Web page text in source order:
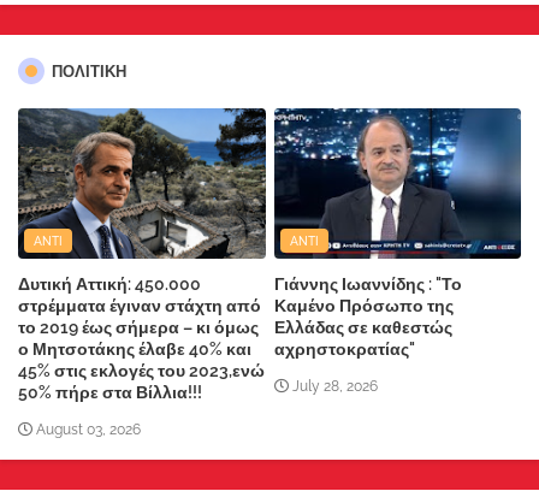
ΠΟΛΙΤΙΚΗ
ANTI
Δυτική Αττική: 450.000
στρέμματα έγιναν στάχτη από
το 2019 έως σήμερα – κι όμως
ο Μητσοτάκης έλαβε 40% και
45% στις εκλογές του 2023,ενώ
50% πήρε στα Βίλλια!!!
August 03, 2026
ANTI
Γιάννης Ιωαννίδης : "Το
Καμένο Πρόσωπο της
Ελλάδας σε καθεστώς
αχρηστοκρατίας"
July 28, 2026